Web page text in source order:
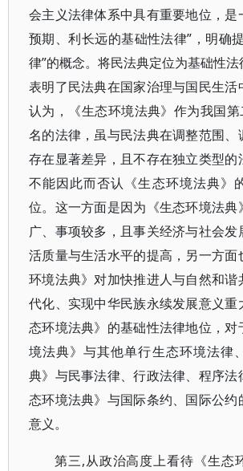
会主义法律体系中具有重要地位，是
预期、利长远的基础性法律”，明确
律”的概念。将民法典定位为基础性
表明了民法典在国家治理与国民生活
认为，《生态环境法典》作为我国第
名的法律，虽与民法典在调整范围、
存在显著差异，且不存在独立类型的
不能因此而否认《生态环境法典》
位。这一方面是因为《生态环境法典
广、事项较多，且事关经济与社会发
活质量与生活水平的提高，另一方面
环境法典》对加快推进人与自然和谐
代化、实现中华民族永续发展意义重
态环境法典》的基础性法律地位，对
境法典》与其他单行生态环境法律
典》与民事法律、行政法律、程序法
态环境法典》与国际条约、国际公约
意义。
第三,从政治高度上看待《生态